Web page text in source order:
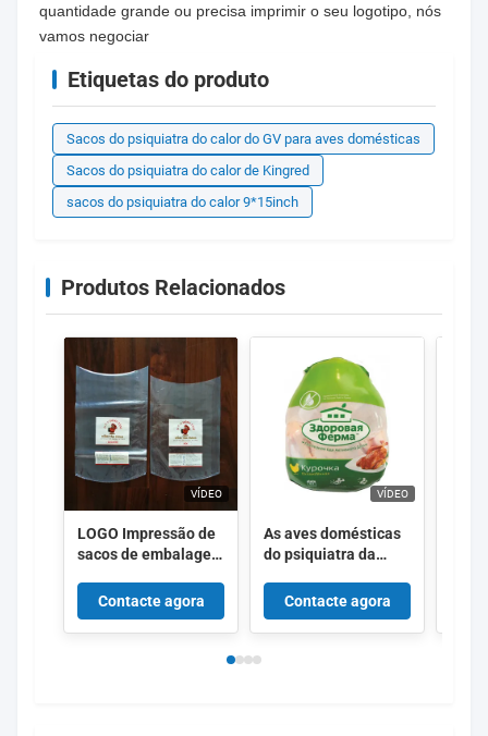
quantidade grande ou precisa imprimir o seu logotipo, nós
vamos negociar
Etiquetas do produto
Sacos do psiquiatra do calor do GV para aves domésticas
Sacos do psiquiatra do calor de Kingred
sacos do psiquiatra do calor 9*15inch
Produtos Relacionados
VÍDEO
LOGO Impressão de
sacos de embalagem
de alta contração
Contacte agora
VÍDEO
As aves domésticas
do psiquiatra da
produto comestível
ensacam 50um
55um EVA que O PE
Contacte agora